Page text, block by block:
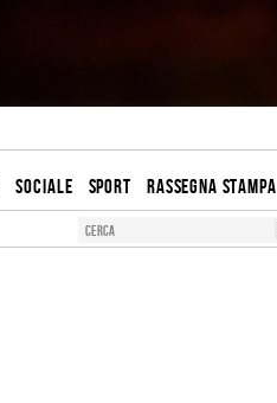
SOCIALE SPORT RASSEGNA STAMPA